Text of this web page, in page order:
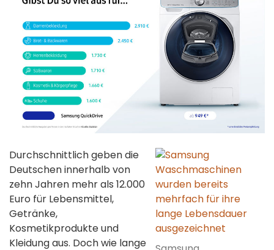
Durchschnittlich geben die
Deutschen innerhalb von
zehn Jahren mehr als 12.000
Euro für Lebensmittel,
Getränke,
Kosmetikprodukte und
Kleidung aus. Doch wie lange